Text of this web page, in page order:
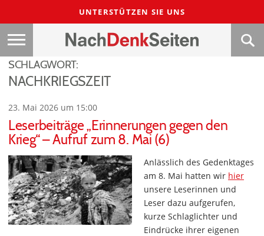
UNTERSTÜTZEN SIE UNS
SCHLAGWORT:
NACHKRIEGSZEIT
23. Mai 2026 um 15:00
Leserbeiträge „Erinnerungen gegen den
Krieg“ – Aufruf zum 8. Mai (6)
Anlässlich des Gedenktages
am 8. Mai hatten wir hier
unsere Leserinnen und
Leser dazu aufgerufen,
kurze Schlaglichter und
Eindrücke ihrer eigenen